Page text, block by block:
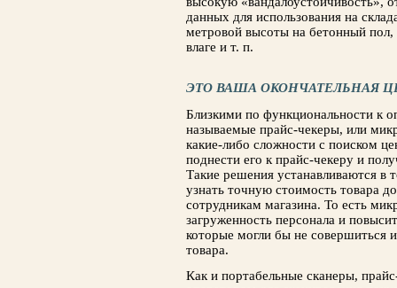
данных для использования на
метровой высоты на бетонный
влаге и т. п.
ЭТО ВАША ОКОНЧАТЕЛЬНАЯ
Близкими по функциональности к
называемые прайс-чекеры, или
какие-либо сложности с поиском
поднести его к прайс-чекеру и
Такие решения устанавливаются в
узнать точную стоимость товара
сотрудникам магазина. То есть
загруженность персонала и
которые могли бы не совершиться
товара.
Как и портабельные сканеры,